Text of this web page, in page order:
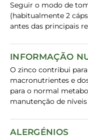
Seguir o modo de
(habitualmente 2
antes das principais
INFORMAÇÃO
O zinco contribui
macronutrientes e
para o normal
manutenção de
ALERGÉNIOS